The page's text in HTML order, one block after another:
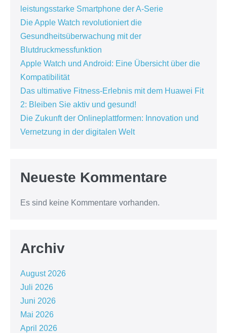
leistungsstarke Smartphone der A-Serie
Die Apple Watch revolutioniert die
Gesundheitsüberwachung mit der
Blutdruckmessfunktion
Apple Watch und Android: Eine Übersicht über die
Kompatibilität
Das ultimative Fitness-Erlebnis mit dem Huawei Fit
2: Bleiben Sie aktiv und gesund!
Die Zukunft der Onlineplattformen: Innovation und
Vernetzung in der digitalen Welt
Neueste Kommentare
Es sind keine Kommentare vorhanden.
Archiv
August 2026
Juli 2026
Juni 2026
Mai 2026
April 2026